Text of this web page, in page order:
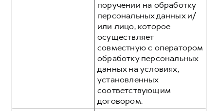
поручении на обработку
персональных данных и/
или лицо, которое
осуществляет
совместную с оператором
обработку персональных
данных на условиях,
установленных
соответствующим
договором.